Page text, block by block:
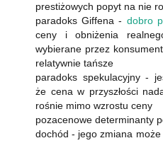
prestiżowych popyt na nie
paradoks Giffena - dobro
ceny i obniżenia
wybierane przez
relatywnie tańsze
paradoks spekulacyjny -
że cena w przyszłości
rośnie mimo wzrostu ceny
pozacenowe determinanty
dochód - jego zmiana